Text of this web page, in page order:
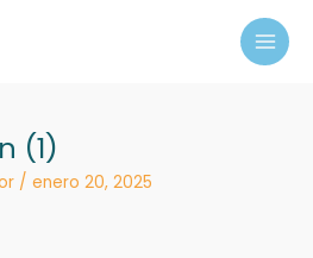
(1)
/enero 20, 2025